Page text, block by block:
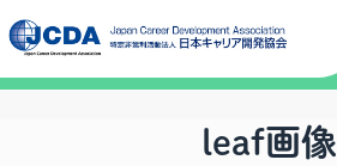
leaf画像